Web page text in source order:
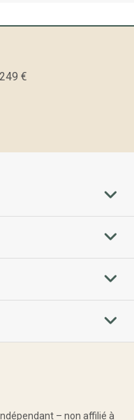
€
– non affilié à